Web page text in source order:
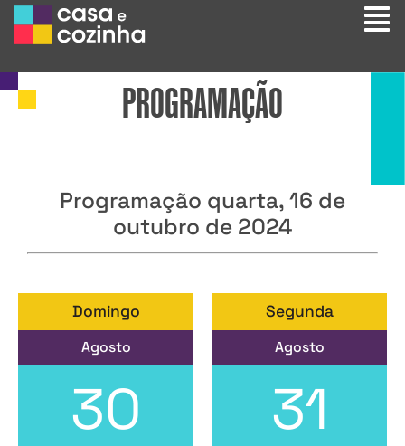
PROGRAMAÇÃO
Programação quarta, 16 de
outubro de 2024
Domingo
Agosto
30
Segunda
Agosto
31